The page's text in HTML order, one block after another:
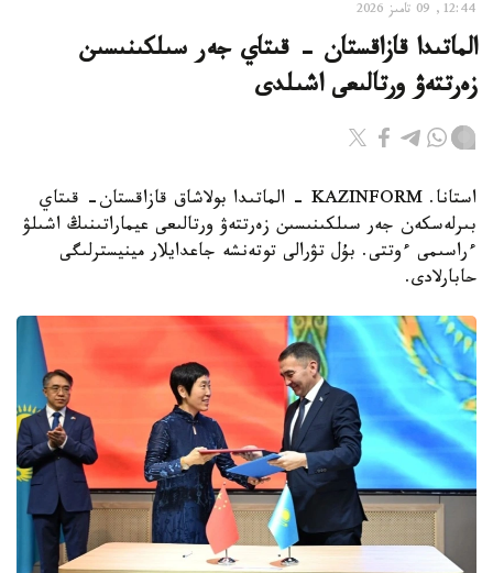
12:44, 09 تامىز 2026
الماتىدا قازاقستان - قىتاي جەر سىلكىنىسىن
زەرتتەۋ ورتالىعى اشىلدى
استانا. KAZINFORM - الماتىدا بولاشاق قازاقستان- قىتاي
بىرلەسكەن جەر سىلكىنىسىن زەرتتەۋ ورتالىعى عيماراتىنىڭ اشىلۋ
ءراسىمى ءوتتى. بۇل تۋرالى توتەنشە جاعدايلار مينيسترلىگى
حابارلادى.